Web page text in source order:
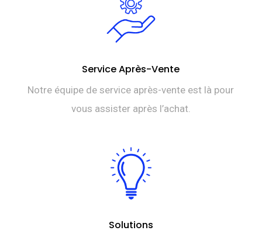
Service Après-Vente
Notre équipe de service après-vente est là pour
vous assister après l’achat.
Solutions